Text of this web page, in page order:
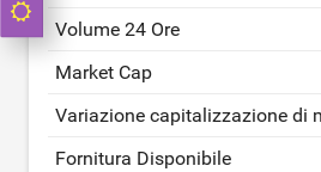
Volume 24 Ore
Market Cap
Variazione capitalizzazione di
Fornitura Disponibile